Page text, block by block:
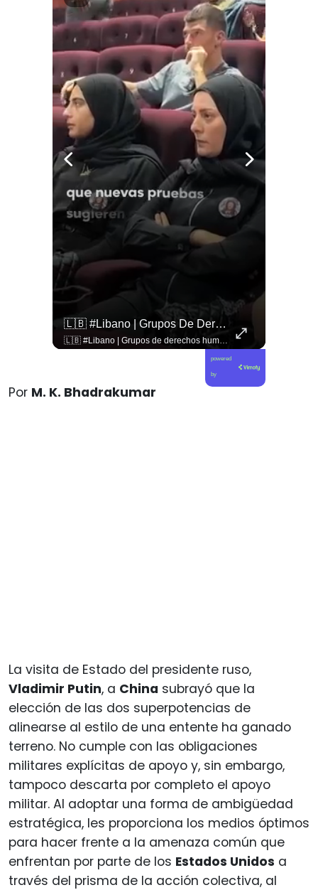
🇱🇧 #Libano | Grupos De Derechos Humanos Presentan Pruebas Sobre El Asesinato De La Periodista Libanesa Amal Khalil, Asesinada Por Israel.
🇱🇧 #Libano | Grupos de derechos humanos presentan pruebas sobre el asesinato de la periodista libanesa Amal Khalil, asesinada por Israel.
powered
by
Por M. K. Bhadrakumar
La visita de Estado del presidente ruso,
Vladimir Putin, a China subrayó que la
elección de las dos superpotencias de
alinearse al estilo de una entente ha ganado
terreno. No cumple con las obligaciones
militares explícitas de apoyo y, sin embargo,
tampoco descarta por completo el apoyo
militar. Al adoptar una forma de ambigüedad
estratégica, les proporciona los medios óptimos
para hacer frente a la amenaza común que
enfrentan por parte de los Estados Unidos a
través del prisma de la acción colectiva, al